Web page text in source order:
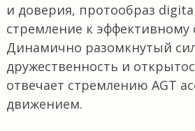
и доверия, протообраз
стремление к
Динамично разомкнутый
дружественность и
отвечает стремлению AGT
движением.